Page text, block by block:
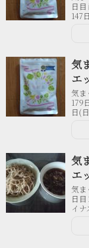
日
147
気
エ
気
179
日(
気
エ
気ま
日
イナ